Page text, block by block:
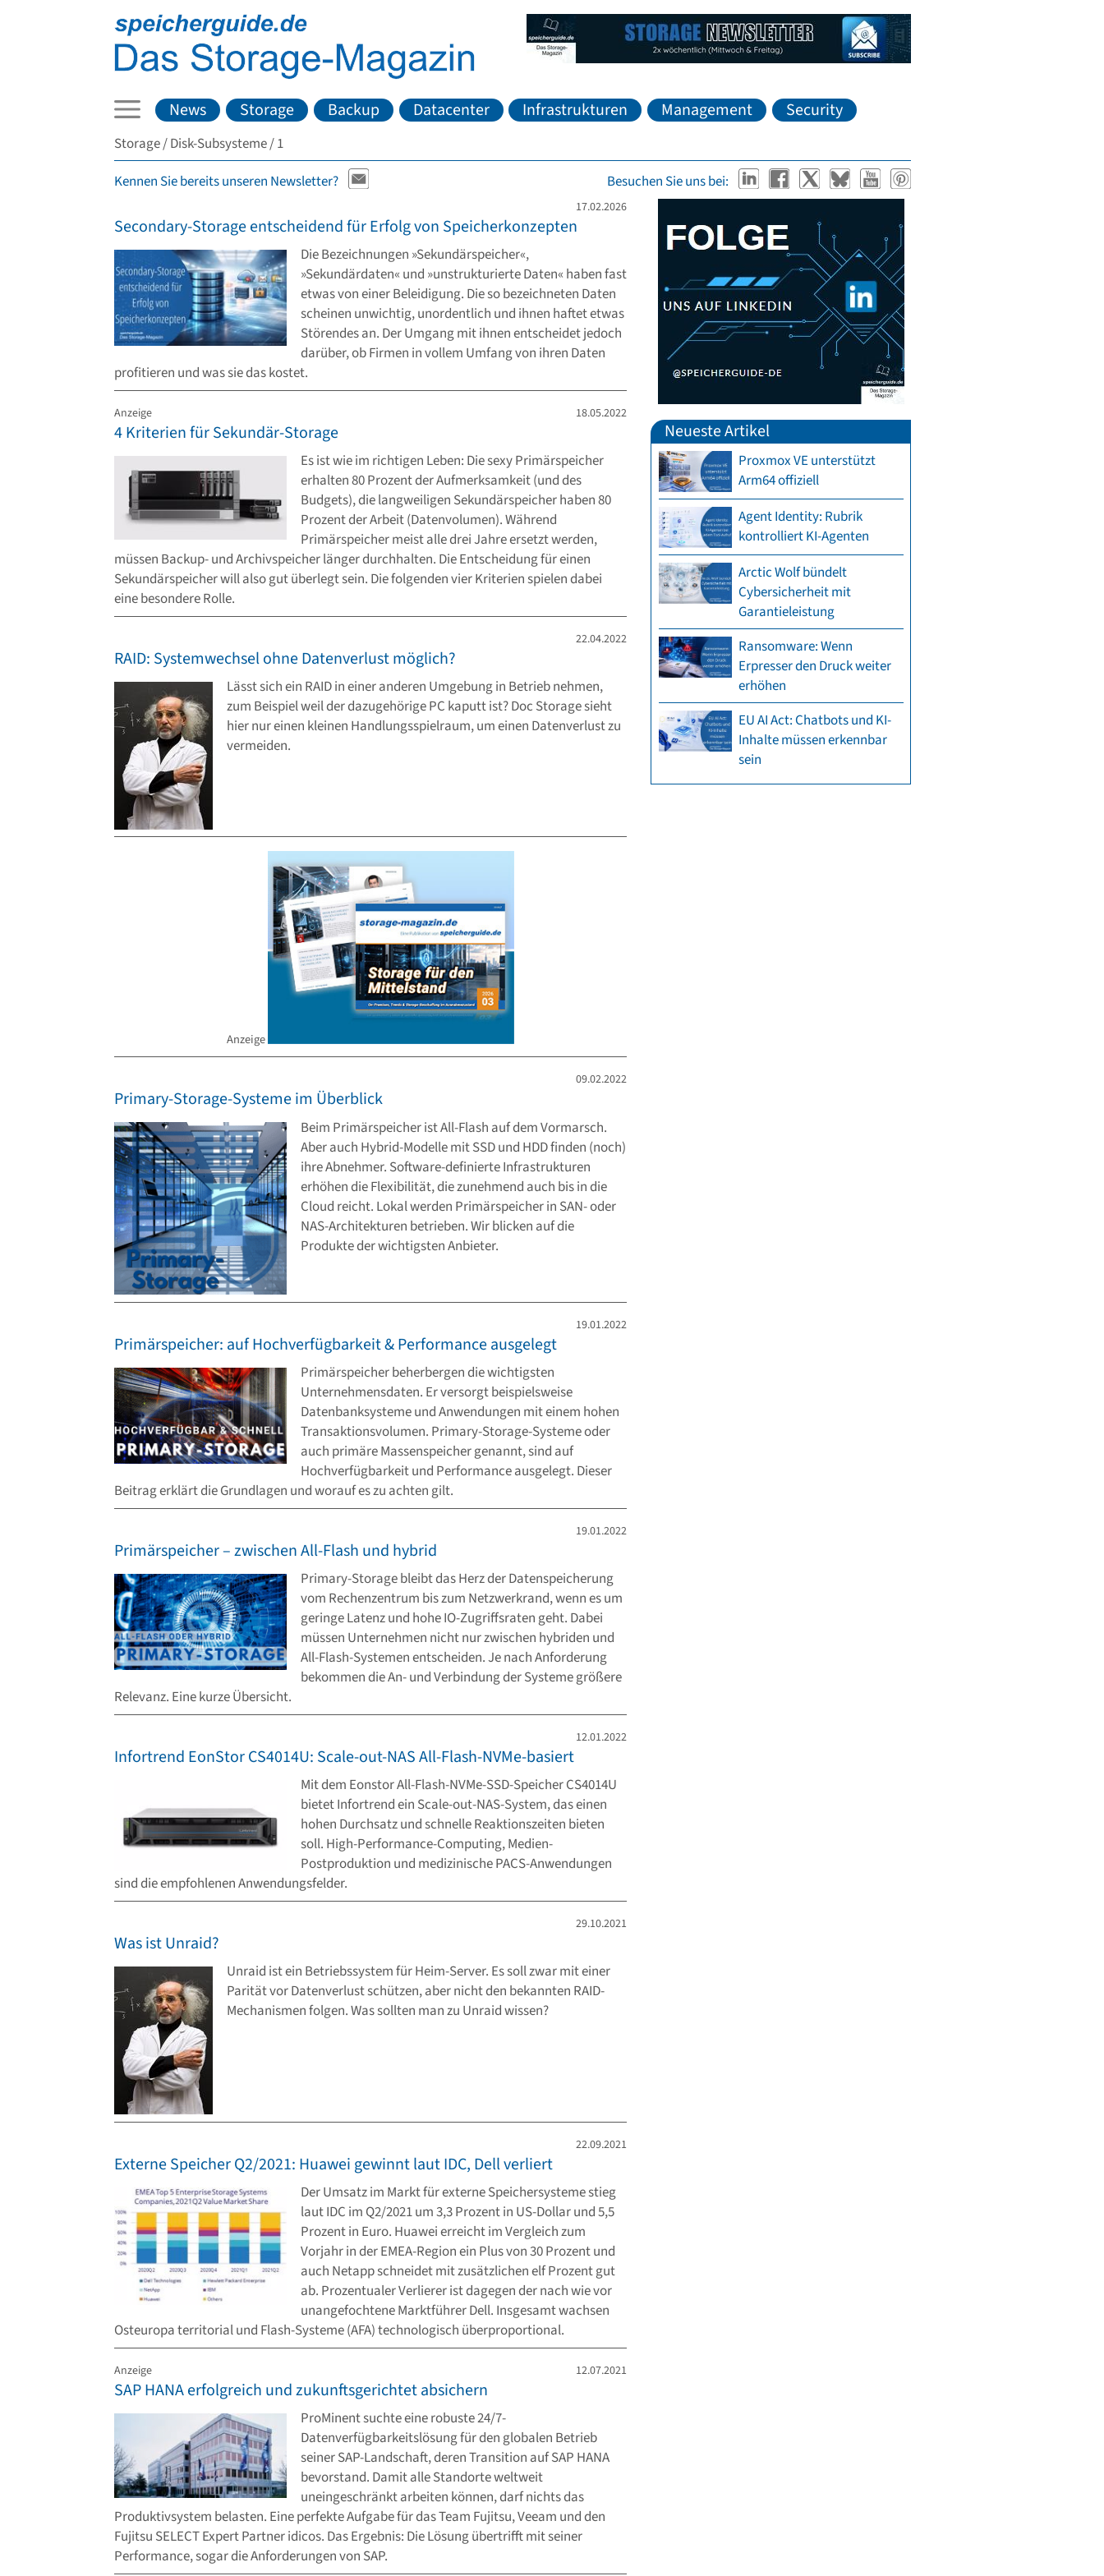
News Storage Backup Datacenter Infrastrukturen Management Security
Storage Disk-Subsysteme 1
Kennen Sie bereits unseren Newsletter?
Besuchen Sie uns bei:
17.02.2026
Secondary-Storage entscheidend für Erfolg von Speicherkonzepten
Die Bezeichnungen »Sekundärspeicher«,
»Sekundärdaten« und »unstrukturierte Daten« haben fast
etwas von einer Beleidigung. Die so bezeichneten Daten
scheinen unwichtig, unordentlich und ihnen haftet etwas
Störendes an. Der Umgang mit ihnen entscheidet jedoch
darüber, ob Firmen in vollem Umfang von ihren Daten
profitieren und was sie das kostet.
Anzeige 18.05.2022
4 Kriterien für Sekundär-Storage
Es ist wie im richtigen Leben: Die sexy Primärspeicher
erhalten 80 Prozent der Aufmerksamkeit (und des
Budgets), die langweiligen Sekundärspeicher haben 80
Prozent der Arbeit (Datenvolumen). Während
Primärspeicher meist alle drei Jahre ersetzt werden,
müssen Backup- und Archivspeicher länger durchhalten. Die Entscheidung für einen
Sekundärspeicher will also gut überlegt sein. Die folgenden vier Kriterien spielen dabei
eine besondere Rolle.
22.04.2022
RAID: Systemwechsel ohne Datenverlust möglich?
Lässt sich ein RAID in einer anderen Umgebung in Betrieb nehmen,
zum Beispiel weil der dazugehörige PC kaputt ist? Doc Storage sieht
hier nur einen kleinen Handlungsspielraum, um einen Datenverlust zu
vermeiden.
Anzeige
09.02.2022
Primary-Storage-Systeme im Überblick
Beim Primärspeicher ist All-Flash auf dem Vormarsch.
Aber auch Hybrid-Modelle mit SSD und HDD finden (noch)
ihre Abnehmer. Software-definierte Infrastrukturen
erhöhen die Flexibilität, die zunehmend auch bis in die
Cloud reicht. Lokal werden Primärspeicher in SAN- oder
NAS-Architekturen betrieben. Wir blicken auf die
Produkte der wichtigsten Anbieter.
19.01.2022
Primärspeicher: auf Hochverfügbarkeit & Performance ausgelegt
Primärspeicher beherbergen die wichtigsten
Unternehmensdaten. Er versorgt beispielsweise
Datenbanksysteme und Anwendungen mit einem hohen
Transaktionsvolumen. Primary-Storage-Systeme oder
auch primäre Massenspeicher genannt, sind auf
Hochverfügbarkeit und Performance ausgelegt. Dieser
Beitrag erklärt die Grundlagen und worauf es zu achten gilt.
19.01.2022
Primärspeicher – zwischen All-Flash und hybrid
Primary-Storage bleibt das Herz der Datenspeicherung
vom Rechenzentrum bis zum Netzwerkrand, wenn es um
geringe Latenz und hohe IO-Zugriffsraten geht. Dabei
müssen Unternehmen nicht nur zwischen hybriden und
All-Flash-Systemen entscheiden. Je nach Anforderung
bekommen die An- und Verbindung der Systeme größere
Relevanz. Eine kurze Übersicht.
12.01.2022
Infortrend EonStor CS4014U: Scale-out-NAS All-Flash-NVMe-basiert
Mit dem Eonstor All-Flash-NVMe-SSD-Speicher CS4014U
bietet Infortrend ein Scale-out-NAS-System, das einen
hohen Durchsatz und schnelle Reaktionszeiten bieten
soll. High-Performance-Computing, Medien-
Postproduktion und medizinische PACS-Anwendungen
sind die empfohlenen Anwendungsfelder.
29.10.2021
Was ist Unraid?
Unraid ist ein Betriebssystem für Heim-Server. Es soll zwar mit einer
Parität vor Datenverlust schützen, aber nicht den bekannten RAID-
Mechanismen folgen. Was sollten man zu Unraid wissen?
22.09.2021
Externe Speicher Q2/2021: Huawei gewinnt laut IDC, Dell verliert
Der Umsatz im Markt für externe Speichersysteme stieg
laut IDC im Q2/2021 um 3,3 Prozent in US-Dollar und 5,5
Prozent in Euro. Huawei erreicht im Vergleich zum
Vorjahr in der EMEA-Region ein Plus von 30 Prozent und
auch Netapp schneidet mit zusätzlichen elf Prozent gut
ab. Prozentualer Verlierer ist dagegen der nach wie vor
unangefochtene Marktführer Dell. Insgesamt wachsen
Osteuropa territorial und Flash-Systeme (AFA) technologisch überproportional.
Anzeige 12.07.2021
SAP HANA erfolgreich und zukunftsgerichtet absichern
ProMinent suchte eine robuste 24/7-
Datenverfügbarkeitslösung für den globalen Betrieb
seiner SAP-Landschaft, deren Transition auf SAP HANA
bevorstand. Damit alle Standorte weltweit
uneingeschränkt arbeiten können, darf nichts das
Produktivsystem belasten. Eine perfekte Aufgabe für das Team Fujitsu, Veeam und den
Fujitsu SELECT Expert Partner idicos. Das Ergebnis: Die Lösung übertrifft mit seiner
Performance, sogar die Anforderungen von SAP.
Neueste Artikel
Proxmox VE unterstützt
Arm64 offiziell
Agent Identity: Rubrik
kontrolliert KI-Agenten
Arctic Wolf bündelt
Cybersicherheit mit
Garantieleistung
Ransomware: Wenn
Erpresser den Druck weiter
erhöhen
EU AI Act: Chatbots und KI-
Inhalte müssen erkennbar
sein